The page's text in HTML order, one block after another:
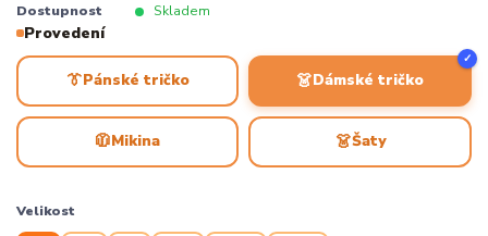
Dostupnost Skladem
Provedení
👔Pánské tričko 👗Dámské tričko
✓
🧥Mikina 👗Šaty
Velikost